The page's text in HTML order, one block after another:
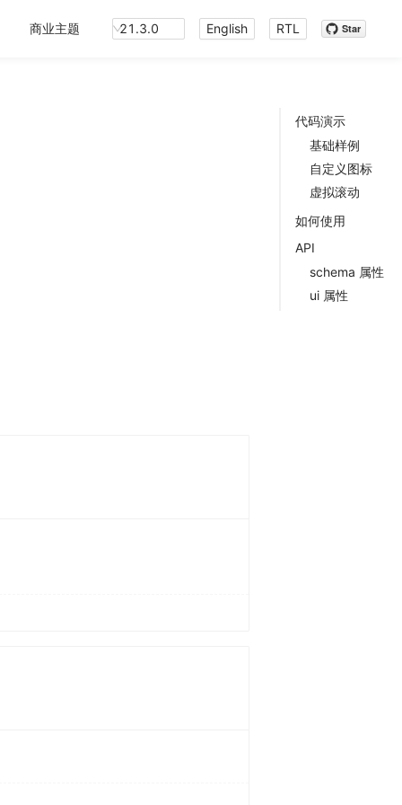
商业主题 21.3.0 English RTL Star
代码演示
基础样例
自定义图标
虚拟滚动
如何使用
API
schema 属性
ui 属性